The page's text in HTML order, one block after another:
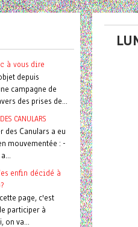
à vous dire
depuis
campagne de
des prises de...
CANULARS
des Canulars a eu
mouvementée : -
enfin décidé à
page, c'est
participer à
va...